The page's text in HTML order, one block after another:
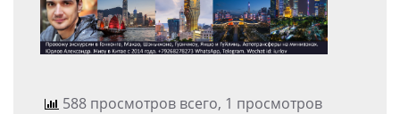
588 просмотров всего, 1 просмотров